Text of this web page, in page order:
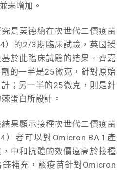
未增加。
是莫德納在次世代二價疫苗
）的2/3期臨床試驗，英國授
於此臨床試驗的結果。齊嘉
的一半是25微克，針對原始
；另一半的25微克，則是針
蛋白所設計。
果顯示接種次世代二價疫苗
）者可以對Omicron BA.1產
中和抗體的效價遠高於接種
補充，該疫苗針對Omicron